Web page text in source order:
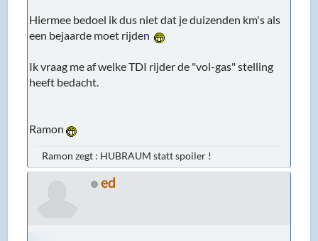
Hiermee bedoel ik dus niet dat je duizenden km's als
een bejaarde moet rijden
Ik vraag me af welke TDI rijder de "vol-gas" stelling
heeft bedacht.
Ramon
Ramon zegt : HUBRAUM statt spoiler !
ed